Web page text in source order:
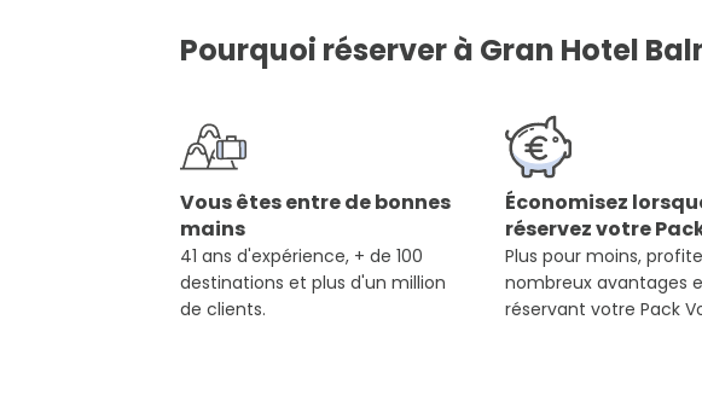
Pourquoi réserver à Gran Hotel
Vous êtes entre de bonnes
mains
41 ans d'expérience, + de 100
destinations et plus d'un million
de clients.
Économisez
réservez votre
Plus pour moins,
nombreux avantages
réservant votre Pack